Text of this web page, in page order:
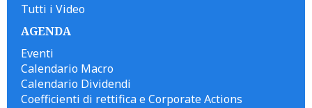
Tutti i Video
AGENDA
Eventi
Calendario Macro
Calendario Dividendi
Coefficienti di rettifica e Corporate Actions